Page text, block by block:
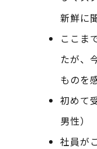
新鮮に
ここま
たが、
ものを
初めて
男性）
社員が